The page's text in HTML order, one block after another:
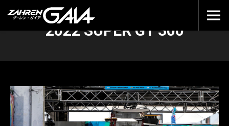
2022 SUPER GT 300